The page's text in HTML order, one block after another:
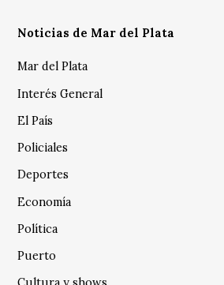
Noticias de Mar del Plata
Mar del Plata
Interés General
El País
Policiales
Deportes
Economía
Política
Puerto